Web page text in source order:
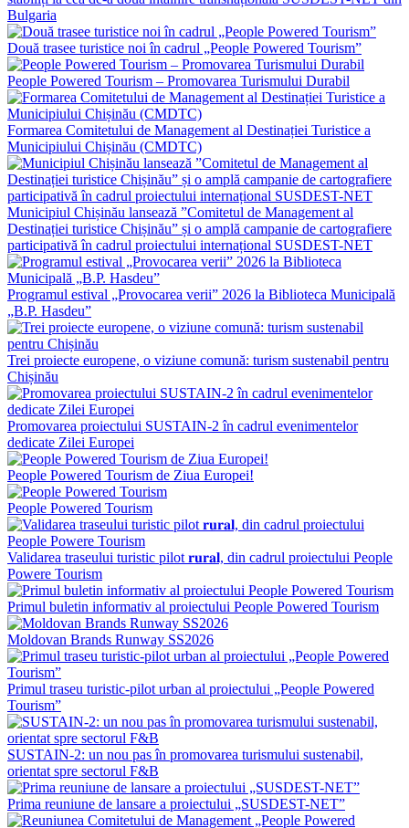
Bulgaria
Două trasee turistice noi în cadrul „People Powered Tourism”
People Powered Tourism – Promovarea Turismului Durabil
Formarea Comitetului de Management al Destinației Turistice a
Municipiului Chișinău (CMDTC)
Municipiul Chișinău lansează ”Comitetul de Management al
Destinației turistice Chișinău” și o amplă campanie de cartografiere
participativă în cadrul proiectului internațional SUSDEST-NET
Programul estival „Provocarea verii” 2026 la Biblioteca Municipală
„B.P. Hasdeu”
Trei proiecte europene, o viziune comună: turism sustenabil pentru
Chișinău
Promovarea proiectului SUSTAIN-2 în cadrul evenimentelor
dedicate Zilei Europei
People Powered Tourism de Ziua Europei!
People Powered Tourism
Validarea traseului turistic pilot 𝐫𝐮𝐫𝐚𝐥, din cadrul proiectului People
Powere Tourism
Primul buletin informativ al proiectului People Powered Tourism
Moldovan Brands Runway SS2026
Primul traseu turistic-pilot urban al proiectului „People Powered
Tourism”
SUSTAIN-2: un nou pas în promovarea turismului sustenabil,
orientat spre sectorul F&B
Prima reuniune de lansare a proiectului „SUSDEST-NET”